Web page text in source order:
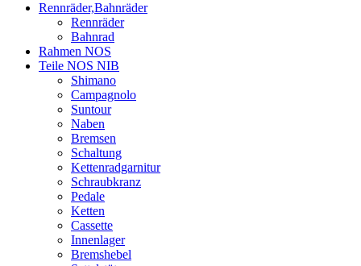
Rennräder,Bahnräder
Rennräder
Bahnrad
Rahmen NOS
Teile NOS NIB
Shimano
Campagnolo
Suntour
Naben
Bremsen
Schaltung
Kettenradgarnitur
Schraubkranz
Pedale
Ketten
Cassette
Innenlager
Bremshebel